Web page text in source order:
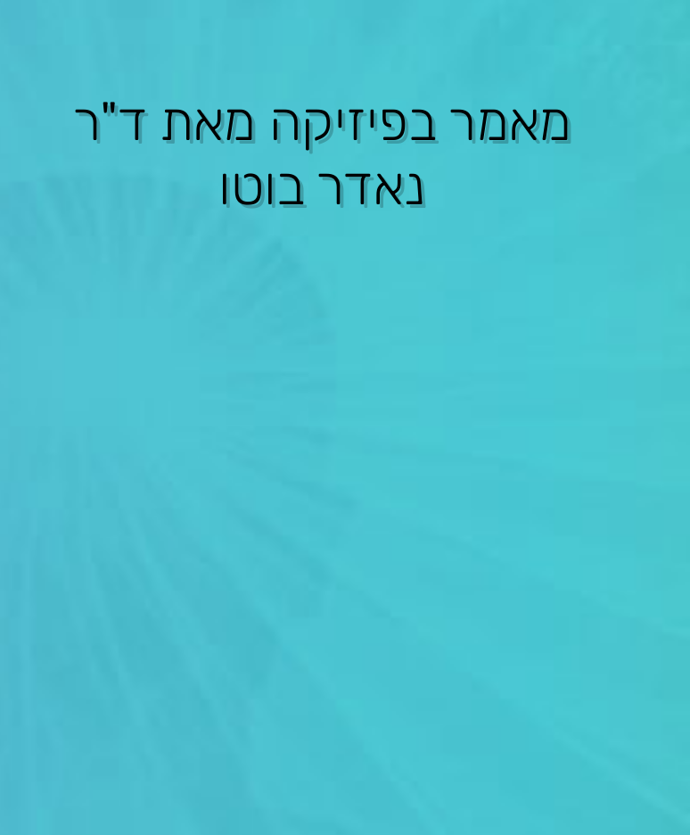
מאמר בפיזיקה מאת ד"ר
נאדר בוטו